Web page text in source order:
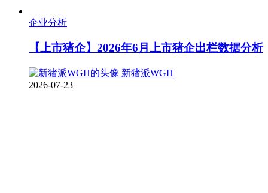
企业分析
【上市猪企】2026年6月上市猪企出栏数据分析
新猪派WGH
2026-07-23